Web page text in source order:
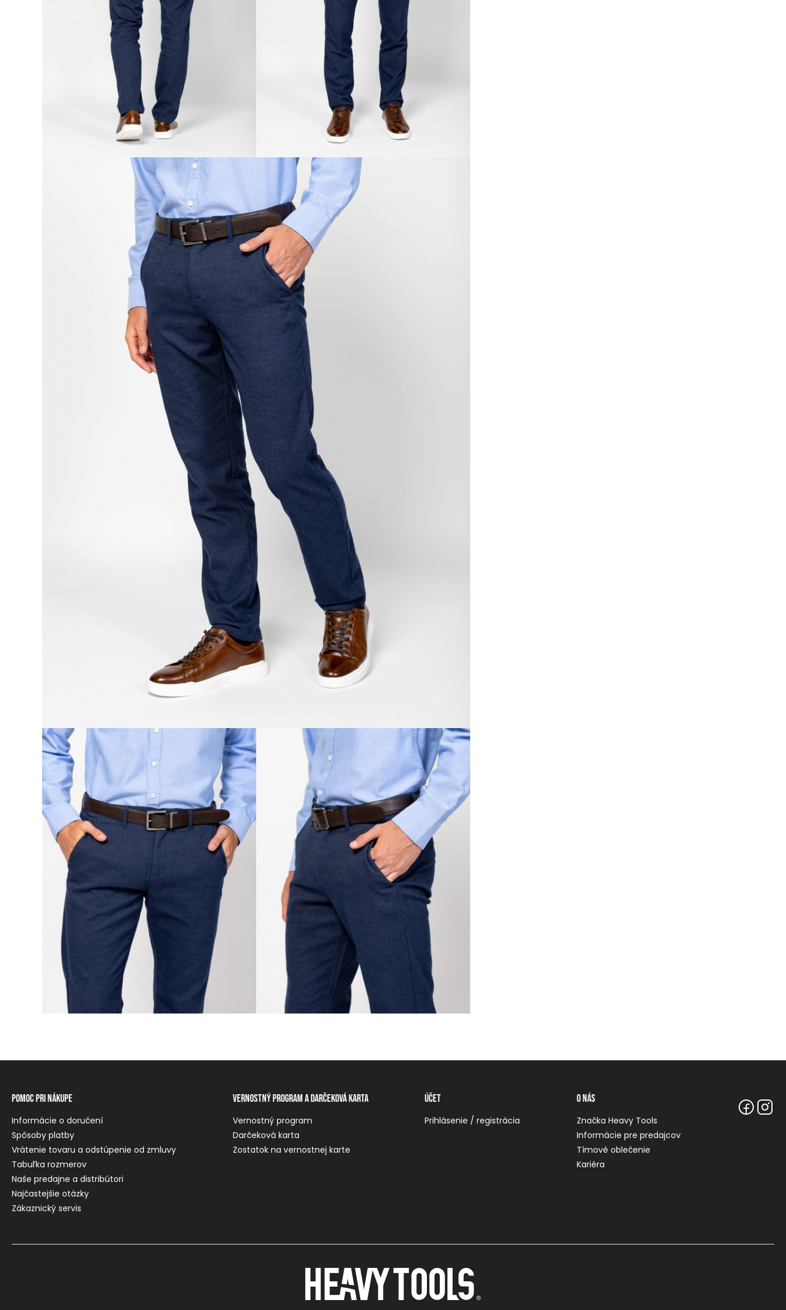
Pomoc pri nákupe
Informácie o doručení
Spôsoby platby
Vrátenie tovaru a odstúpenie od zmluvy
Tabuľka rozmerov
Naše predajne a distribútori
Najčastejšie otázky
Zákaznický servis
Vernostný program a darčeková karta
Vernostný program
Darčeková karta
Zostatok na vernostnej karte
Účet
Prihlásenie / registrácia
O nás
Značka Heavy Tools
Informácie pre predajcov
Tímové oblečenie
Kariéra